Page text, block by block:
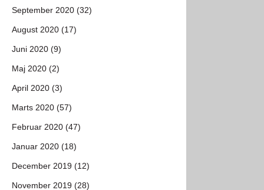
September 2020 (32)
August 2020 (17)
Juni 2020 (9)
Maj 2020 (2)
April 2020 (3)
Marts 2020 (57)
Februar 2020 (47)
Januar 2020 (18)
December 2019 (12)
November 2019 (28)